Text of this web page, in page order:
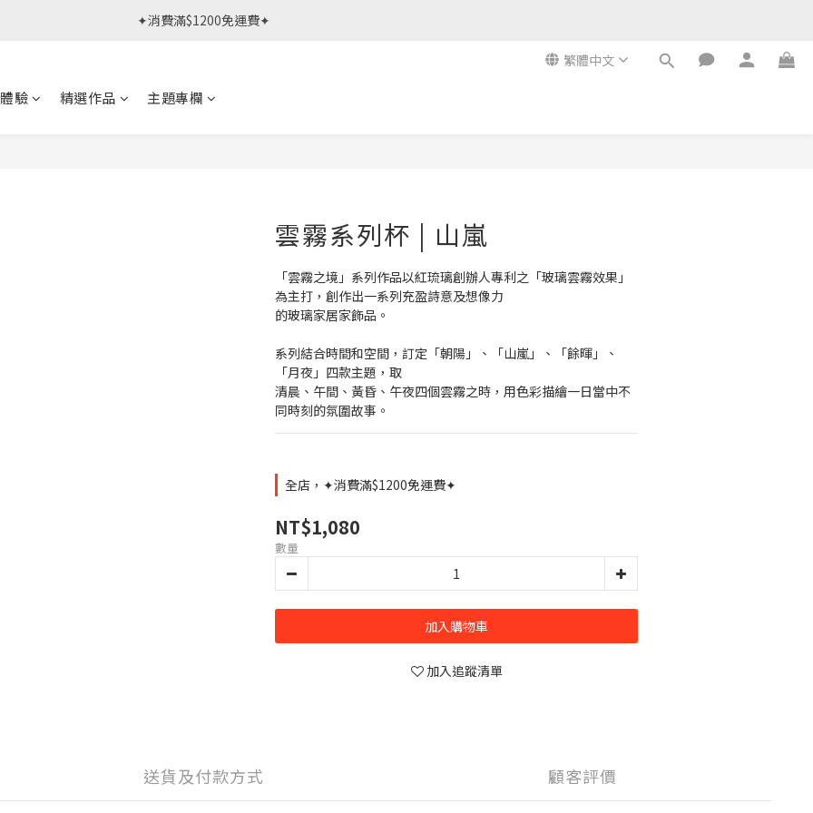
春日限定體驗課 >> 作伙來預約.ᐟ‪‪.ᐟ
✦消費滿$1200免運費✦
繁體中文
驗 精選作品 主題專欄
雲霧系列杯 | 山嵐
「雲霧之境」系列作品以紅琉璃創辦人專利之「玻璃雲霧效果」
為主打，創作出一系列充盈詩意及想像力
的玻璃家居家飾品。
系列結合時間和空間，訂定「朝陽」、「山嵐」、「餘暉」、
「月夜」四款主題，取
清晨、午間、黃昏、午夜四個雲霧之時，用色彩描繪一日當中不
同時刻的氛圍故事。
全店，✦消費滿$1200免運費✦
NT$1,080
數量
加入購物車
加入追蹤清單
送貨及付款方式 顧客評價